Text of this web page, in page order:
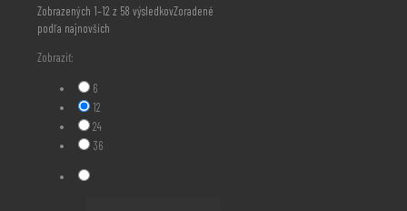
Zobrazených 1–12 z 58 výsledkovZoradené
podľa najnovších
Zobraziť:
6
12
24
36